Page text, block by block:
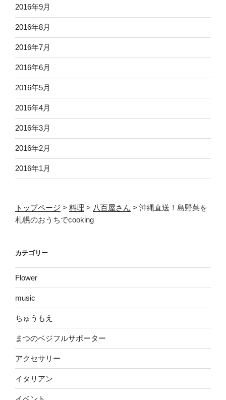
2016年9月
2016年8月
2016年7月
2016年6月
2016年5月
2016年4月
2016年3月
2016年2月
2016年1月
トップページ > 料理 > 八百屋さん > 沖縄直送！島野菜を
札幌のおうちでcooking
カテゴリー
Flower
music
ちゅうもえ
まつのベジフルサポーター
アクセサリー
イタリアン